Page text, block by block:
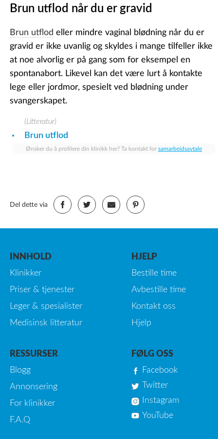
Brun utflod når du er gravid
Brun utflod eller mindre vaginal blødning når du er
gravid er ikke uvanlig og skyldes i mange tilfeller ikke
at noe alvorlig er på gang som for eksempel en
spontanabort. Likevel kan det være lurt å kontakte
lege eller jordmor, spesielt ved blødning under
svangerskapet.
(Litteratur)
Brun utflod
Ønsker du å profilere din klinikk her? Ta kontakt for samarbeidsavtale
Del dette via
INNHOLD
Klinikker
Priser & tjenester
Leger & spesialister
Medisinsk litteratur
HJELP
Bestille time
Avbestille time
Kontakt oss
Hjelp
RESSURSER
Blogg
Annonsering
For klinikker
F.A.Q
FØLG OSS
Facebook
Twitter
Instagram
YouTube